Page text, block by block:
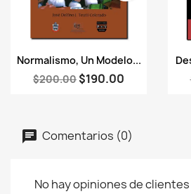
Vista rápida
Normalismo, Un Modelo...
$200.00 $190.00
Comentarios (0)
No hay opiniones de